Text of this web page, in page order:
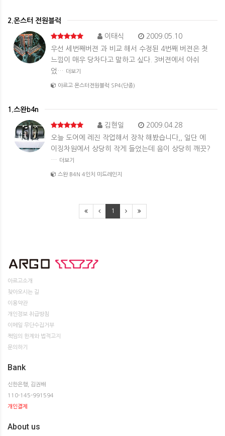
2.몬스터 전원블럭
이태식
2009.05.10
우선 세번째버젼 과 비교 해서 수정된 4번째 버젼은 첫
느낌이 매우 당차다고 말하고 싶다. 3버젼에서 아쉬
었…
더보기
아르고 몬스터전원블럭 SP4(단종)
1.스완b4n
김현일
2009.04.28
오늘 도어에 레진 작업해서 장착 해봤습니다,, 일단 에
이징차원에서 상당히 작게 들었는데 음이 상당히 깨끗?
…
더보기
스완 B4N 4인치 미드레인지
1
아르고소개
찾아오시는 길
이용약관
개인정보 취급방침
이메일 무단수집거부
책임의 한계와 법적고지
문의하기
Bank
신한은행, 김권배
110-145-991594
개인결제
About us